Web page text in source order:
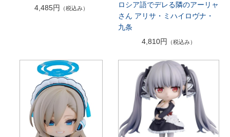
4,485円
（税込み）
ロシア語でデレる隣のアーリャ
さん アリサ・ミハイロヴナ・
九条
4,810円
（税込み）